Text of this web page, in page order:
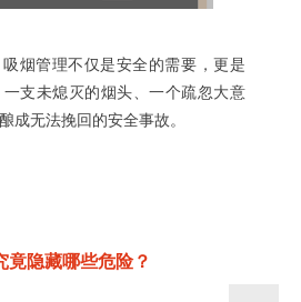
烟管理不仅是安全的需要，更是
支未熄灭的烟头、一个疏忽大意
成无法挽回的安全事故。
竟隐藏哪些危险？